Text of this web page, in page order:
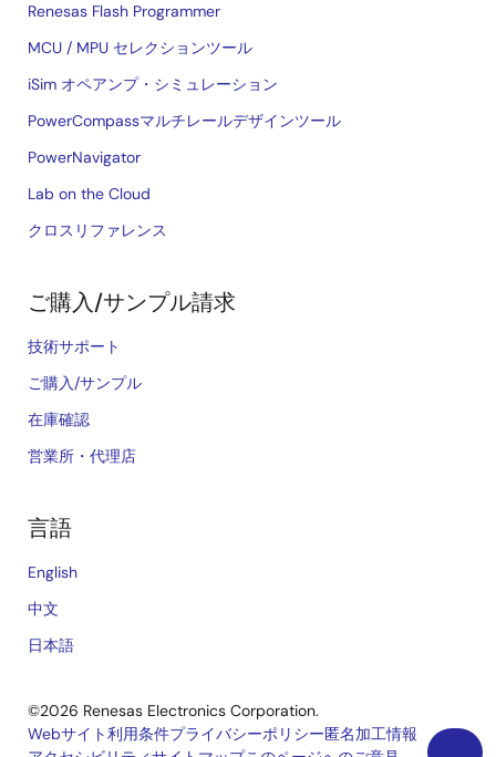
Renesas Flash Programmer
MCU / MPU セレクションツール
iSim オペアンプ・シミュレーション
PowerCompassマルチレールデザインツール
PowerNavigator
Lab on the Cloud
クロスリファレンス
ご購入/サンプル請求
技術サポート
ご購入/サンプル
在庫確認
営業所・代理店
言語
English
中文
日本語
©2026 Renesas Electronics Corporation.
Webサイト利用条件プライバシーポリシー匿名加工情報